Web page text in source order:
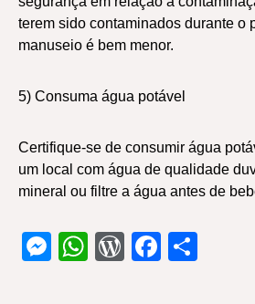
terem sido contaminados durante o
manuseio é bem menor.
5) Consuma água potável
Certifique-se de consumir água
um local com água de qualidade
mineral ou filtre a água antes de
Messenger
WhatsApp
WordPress